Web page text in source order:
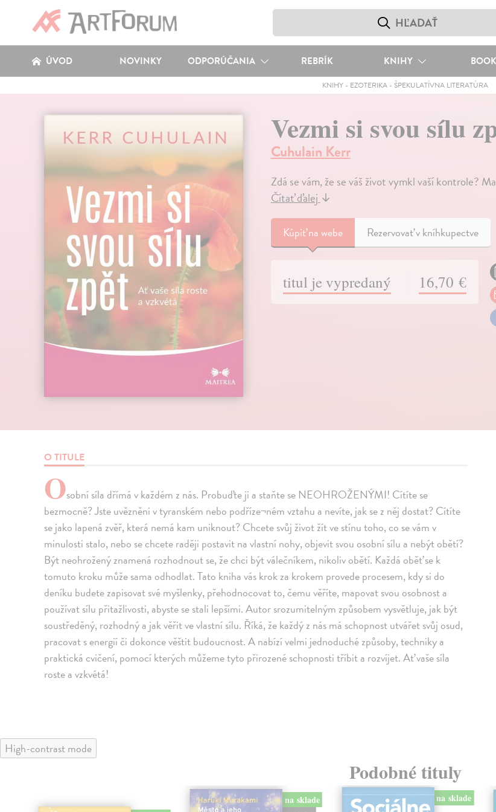
ÚVOD NOVINKY ODPORÚČANIA REBRÍK KNIHY
KNIHY - EZOTERIKA - ŠPEKULATÍVNA LITERATÚRA
Vezmi si svou sílu
Cuhulain Kerr
Zdá se vám, že se váš život vymkl vaší kontrole?
Čítať ďalej↓
Kúpiťna webe Rezervovať v kníhkupectve
titul je vypredaný 16,70 €
O TITULE
Osobní síla dřímá v každém z nás. Probuďte ji a staňte se NEOHROŽENÝMI! Cítíte se
bezmocně? Jste uvězněni v tyranském nebo podříze¬ném vztahu a nevíte, jak se z něj dostat? Cítíte
se jako lapená zvěř, která nemá kam uniknout? Chcete svůj život žít ve stínu toho, co se vám v
minulosti stalo, nebo se chcete raději postavit na vlastní nohy, objevit svou osobní sílu a nebýt obětí?
Být neohrožený znamená rozhodnout se, že chci být válečníkem, nikoliv obětí. Každá oběť se k
tomuto kroku může sama odhodlat. Tato kniha vás krok za krokem provede procesem, kdy si do
deníku budete zapisovat své myšlenky, přehodnocovat to, čemu věříte, mapovat svou osobnost a
používat sílu přitažlivosti, abyste se stali lepšími. Autor srozumitelným způsobem vysvětluje, jak být
soustředěný, rozhodný a jak věřit ve vlastní sílu. Říká, že každý z nás má schopnost utvářet svůj osud,
pracovat s energií či dokonce věštit budoucnost. A nabízí velmi jednoduché způsoby, techniky a
praktická cvičení, pomocí kterých můžeme tyto přirozené schopnosti tříbit a rozvíjet. Ať vaše síla
roste a vzkvétá!
High-contrast mode
Podobné tituly
na sklade
na sklade